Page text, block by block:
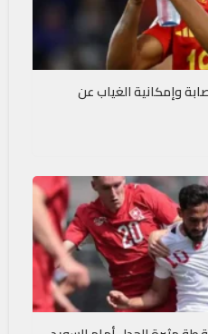
وإمكانية الغياب عن